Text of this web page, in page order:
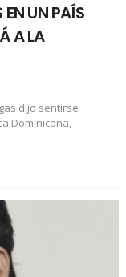
UN PAÍS
A LA
dijo sentirse
Dominicana,